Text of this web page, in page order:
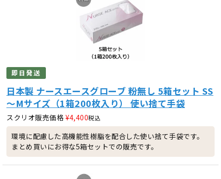
即日発送
日本製 ナースエースグローブ 粉無し 5箱セット SS
～Mサイズ（1箱200枚入り） 使い捨て手袋
スクリオ販売価格 ¥4,400税込
環境に配慮した高機能性樹脂を配合した使い捨て手袋です。
まとめ買いにお得な5箱セットでの販売です。